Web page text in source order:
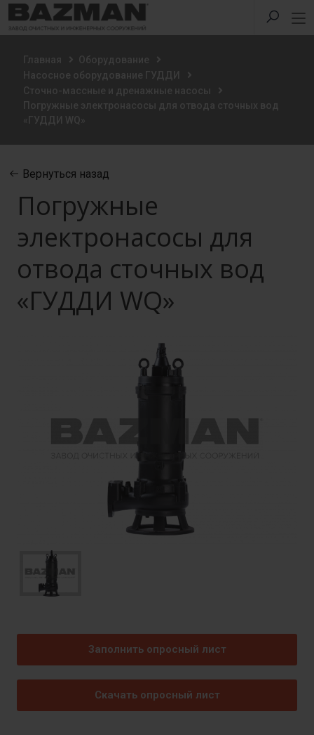
Главная
Оборудование
Насосное оборудование ГУДДИ
Сточно-массные и дренажные насосы
Погружные электронасосы для отвода сточных вод
«ГУДДИ WQ»
Вернуться назад
Погружные
электронасосы для
отвода сточных вод
«ГУДДИ WQ»
Заполнить опросный лист
Скачать опросный лист